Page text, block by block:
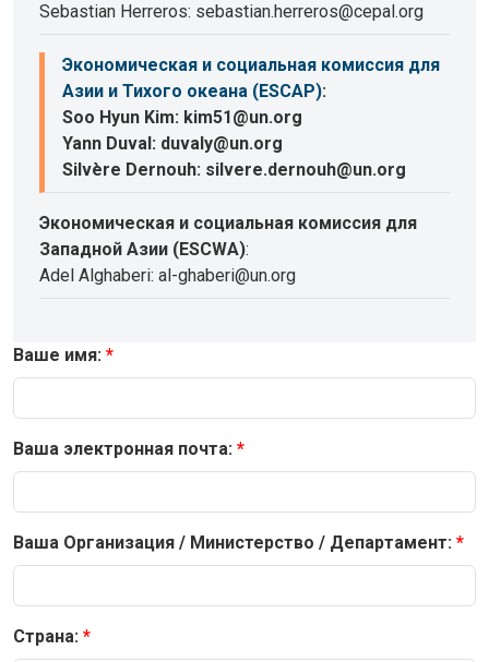
Sebastian Herreros: sebastian.herreros@cepal.org
Экономическая и социальная комиссия для
Азии и Тихого океана (ESCAP):
Soo Hyun Kim: kim51@un.org
Yann Duval: duvaly@un.org
Silvère Dernouh: silvere.dernouh@un.org
Экономическая и социальная комиссия для
Западной Азии (ESCWA):
Adel Alghaberi: al-ghaberi@un.org
Ваше имя:
Ваша электронная почта:
Ваша Организация / Министерство / Департамент:
Страна: